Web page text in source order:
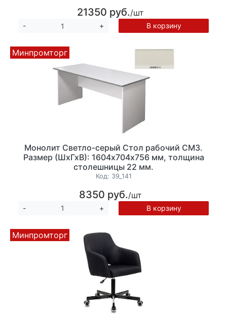
21350 руб./шт
- + В корзину
Минпромторг
Монолит Светло-серый Стол рабочий СМ3.
Размер (ШхГхВ): 1604х704х756 мм, толщина
столешницы 22 мм.
Код: 39_141
8350 руб./шт
- + В корзину
Минпромторг